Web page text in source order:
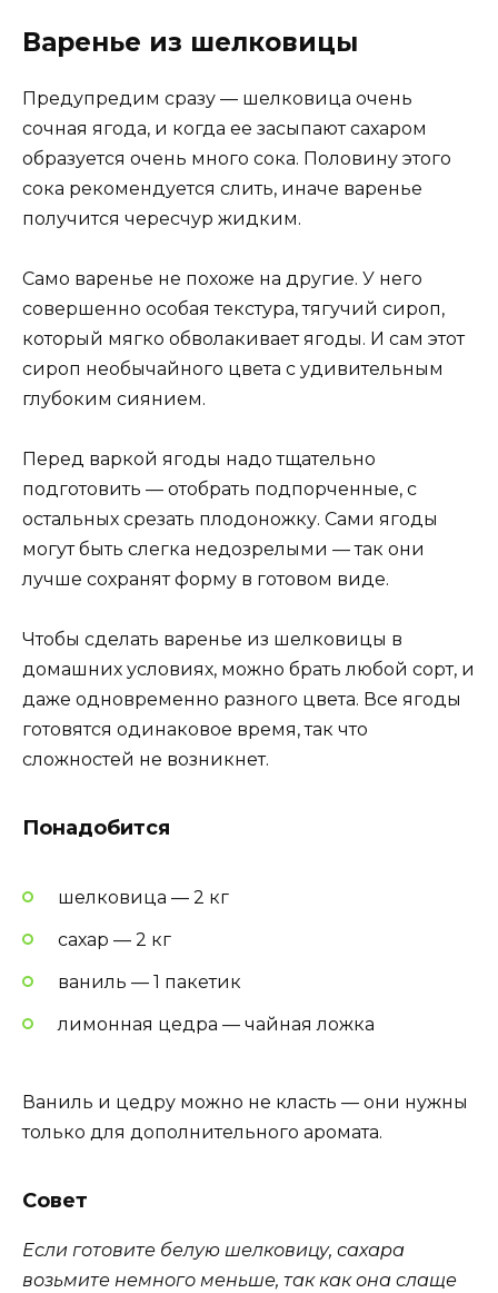
Варенье из шелковицы
Предупредим сразу — шелковица очень
сочная ягода, и когда ее засыпают сахаром
образуется очень много сока. Половину этого
сока рекомендуется слить, иначе варенье
получится чересчур жидким.
Само варенье не похоже на другие. У него
совершенно особая текстура, тягучий сироп,
который мягко обволакивает ягоды. И сам этот
сироп необычайного цвета с удивительным
глубоким сиянием.
Перед варкой ягоды надо тщательно
подготовить — отобрать подпорченные, с
остальных срезать плодоножку. Сами ягоды
могут быть слегка недозрелыми — так они
лучше сохранят форму в готовом виде.
Чтобы сделать варенье из шелковицы в
домашних условиях, можно брать любой сорт, и
даже одновременно разного цвета. Все ягоды
готовятся одинаковое время, так что
сложностей не возникнет.
Понадобится
шелковица — 2 кг
сахар — 2 кг
ваниль — 1 пакетик
лимонная цедра — чайная ложка
Ваниль и цедру можно не класть — они нужны
только для дополнительного аромата.
Совет
Если готовите белую шелковицу, сахара
возьмите немного меньше, так как она слаще